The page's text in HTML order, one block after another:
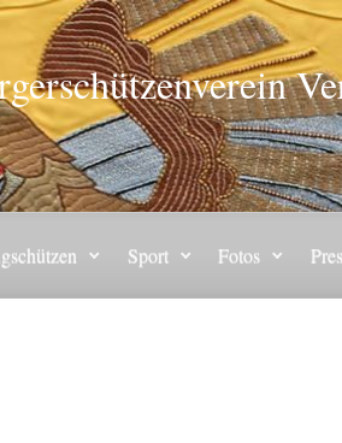
Sport Fotos